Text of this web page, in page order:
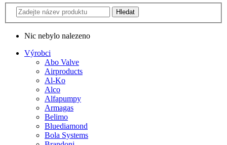
Nic nebylo nalezeno
Výrobci
Abo Valve
Airproducts
Al-Ko
Alco
Alfapumpy
Armagas
Belimo
Bluediamond
Bola Systems